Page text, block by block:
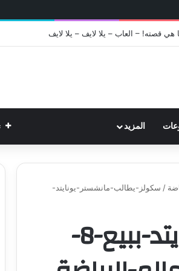
المزيد
/ سكولز-يطالب-مانشستر-يونايتد-
سكولز-يطالب-مانشستر-يونايتد-ببيع-8-